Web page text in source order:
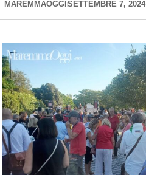
MAREMMAOGGI SETTEMBRE 7, 2024